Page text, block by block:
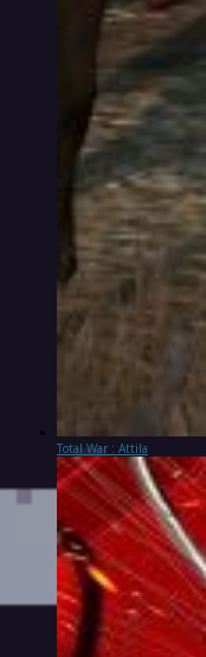
Total War : Attila